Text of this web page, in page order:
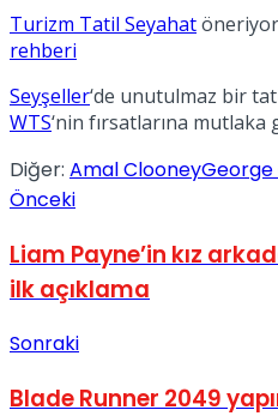
Turizm Tatil Seyahat
rehberi
Seyşeller‘de unutulmaz bir
WTS‘nin fırsatlarına mutlaka
Diğer: Amal Clooney
Önceki
Liam Payne’in kız
ilk açıklama
Sonraki
Blade Runner 2049